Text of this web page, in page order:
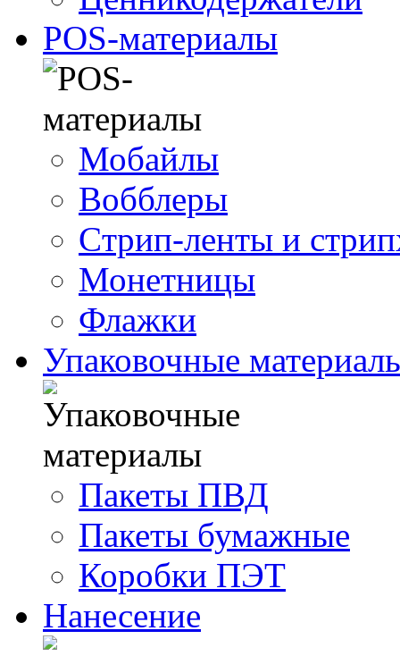
POS-материалы
Мобайлы
Вобблеры
Cтрип-ленты и
Монетницы
Флажки
Упаковочные
Пакеты ПВД
Пакеты бумажные
Коробки ПЭТ
Нанесение